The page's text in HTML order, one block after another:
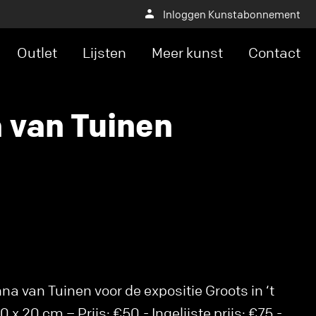
Inloggen Kunstabonnement
Outlet Lijsten Meer kunst Contact
Tuinen
van Tuinen voor de expositie Groots in ‘t